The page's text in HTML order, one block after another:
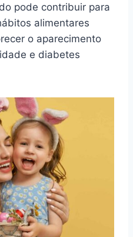
pode contribuir para
alimentares
o aparecimento
e diabetes